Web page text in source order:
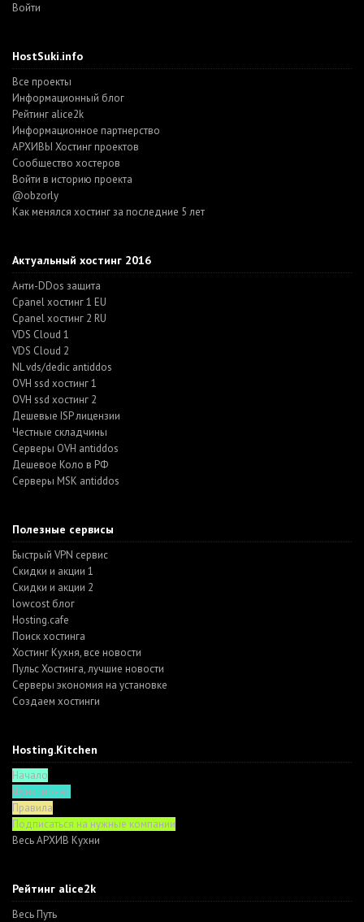
Войти
HostSuki.info
Все проекты
Информационный блог
Рейтинг alice2k
Информационное партнерство
АРХИВЫ Хостинг проектов
Cообщество хостеров
Войти в историю проекта
@obzorly
Как менялся хостинг за последние 5 лет
Актуальный хостинг 2016
Анти-DDos защита
Cpanel хостинг 1 EU
Cpanel хостинг 2 RU
VDS Cloud 1
VDS Cloud 2
NL vds/dedic antiddos
OVH ssd хостинг 1
OVH ssd хостинг 2
Дешевые ISP лицензии
Честные складчины
Серверы OVH antiddos
Дешевое Коло в РФ
Серверы MSK antiddos
Полезные сервисы
Быстрый VPN сервис
Скидки и акции 1
Скидки и акции 2
lowcost блог
Hosting.cafe
Поиск хостинга
Хостинг Кухня, все новости
Пульс Хостинга, лучшие новости
Серверы экономия на установке
Создаем хостинги
Hosting.Kitchen
Начало
Функционал
Правила
Подписаться на нужные компании
Весь АРХИВ Кухни
Рейтинг alice2k
Весь Путь